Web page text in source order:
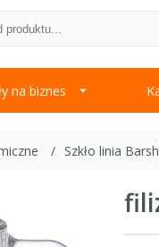
na biznes
Szkło linia